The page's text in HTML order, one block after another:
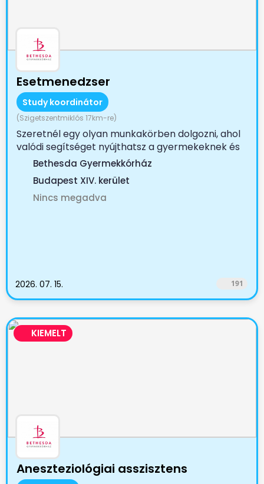
Esetmenedzser
Study koordinátor
(Szigetszentmiklós 17km-re)
Szeretnél egy olyan munkakörben dolgozni, ahol
valódi segítséget nyújthatsz a gyermekeknek és
családjaiknak?...
Bethesda Gyermekkórház
Budapest XIV. kerület
Nincs megadva
2026. 07. 15. 191
KIEMELT
Aneszteziológiai asszisztens